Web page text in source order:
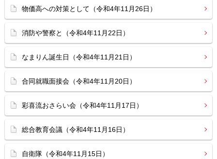
物価高への対策として（令和4年11月26日）
消防や警察と（令和4年11月22日）
なまりん誕生日（令和4年11月21日）
合同就職面接会（令和4年11月20日）
彩喜流おさらい会（令和4年11月17日）
総合教育会議（令和4年11月16日）
自衛隊（令和4年11月15日）